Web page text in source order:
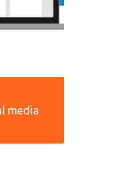
media